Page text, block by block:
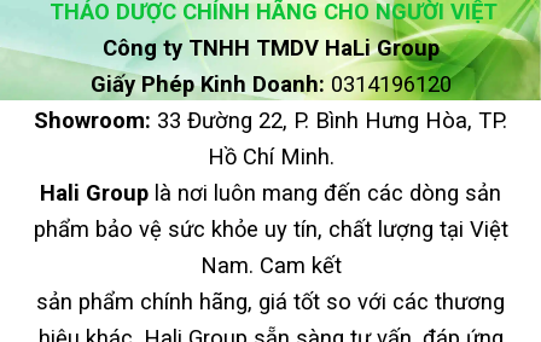
THẢO DƯỢC CHÍNH HÃNG CHO NGƯỜI VIỆT
Công ty TNHH TMDV HaLi Group
Giấy Phép Kinh Doanh: 0314196120
Showroom: 33 Đường 22, P. Bình Hưng Hòa, TP.
Hồ Chí Minh.
Hali Group là nơi luôn mang đến các dòng sản
phẩm bảo vệ sức khỏe uy tín, chất lượng tại Việt
Nam. Cam kết
sản phẩm chính hãng, giá tốt so với các thương